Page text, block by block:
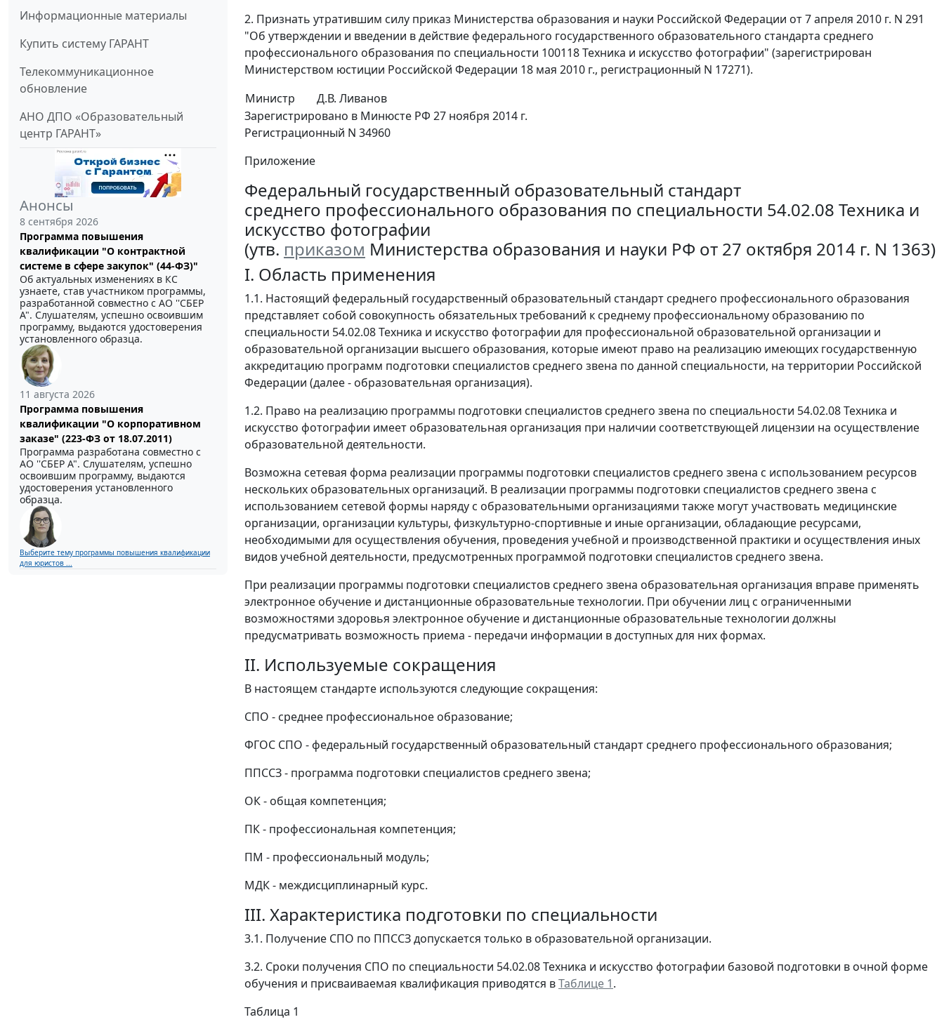
Информационные материалы
Купить систему ГАРАНТ
Телекоммуникационное
обновление
АНО ДПО «Образовательный
центр ГАРАНТ»
Анонсы
8 сентября 2026
Программа повышения
квалификации "О контрактной
системе в сфере закупок" (44-ФЗ)"
Об актуальных изменениях в КС
узнаете, став участником программы,
разработанной совместно с АО ''СБЕР
А". Слушателям, успешно освоившим
программу, выдаются удостоверения
установленного образца.
11 августа 2026
Программа повышения
квалификации "О корпоративном
заказе" (223-ФЗ от 18.07.2011)
Программа разработана совместно с
АО ''СБЕР А". Слушателям, успешно
освоившим программу, выдаются
удостоверения установленного
образца.
Выберите тему программы повышения квалификации
для юристов ...
2. Признать утратившим силу приказ Министерства образования и науки Российской Федерации от 7 апреля 2010 г. N 291
"Об утверждении и введении в действие федерального государственного образовательного стандарта среднего
профессионального образования по специальности 100118 Техника и искусство фотографии" (зарегистрирован
Министерством юстиции Российской Федерации 18 мая 2010 г., регистрационный N 17271).
Министр
Д.В. Ливанов
Зарегистрировано в Минюсте РФ 27 ноября 2014 г.
Регистрационный N 34960
Приложение
Федеральный государственный образовательный стандарт
среднего профессионального образования по специальности 54.02.08 Техника и
искусство фотографии
(утв. приказом Министерства образования и науки РФ от 27 октября 2014 г. N 1363)
I. Область применения
1.1. Настоящий федеральный государственный образовательный стандарт среднего профессионального образования
представляет собой совокупность обязательных требований к среднему профессиональному образованию по
специальности 54.02.08 Техника и искусство фотографии для профессиональной образовательной организации и
образовательной организации высшего образования, которые имеют право на реализацию имеющих государственную
аккредитацию программ подготовки специалистов среднего звена по данной специальности, на территории Российской
Федерации (далее - образовательная организация).
1.2. Право на реализацию программы подготовки специалистов среднего звена по специальности 54.02.08 Техника и
искусство фотографии имеет образовательная организация при наличии соответствующей лицензии на осуществление
образовательной деятельности.
Возможна сетевая форма реализации программы подготовки специалистов среднего звена с использованием ресурсов
нескольких образовательных организаций. В реализации программы подготовки специалистов среднего звена с
использованием сетевой формы наряду с образовательными организациями также могут участвовать медицинские
организации, организации культуры, физкультурно-спортивные и иные организации, обладающие ресурсами,
необходимыми для осуществления обучения, проведения учебной и производственной практики и осуществления иных
видов учебной деятельности, предусмотренных программой подготовки специалистов среднего звена.
При реализации программы подготовки специалистов среднего звена образовательная организация вправе применять
электронное обучение и дистанционные образовательные технологии. При обучении лиц с ограниченными
возможностями здоровья электронное обучение и дистанционные образовательные технологии должны
предусматривать возможность приема - передачи информации в доступных для них формах.
II. Используемые сокращения
В настоящем стандарте используются следующие сокращения:
СПО - среднее профессиональное образование;
ФГОС СПО - федеральный государственный образовательный стандарт среднего профессионального образования;
ППССЗ - программа подготовки специалистов среднего звена;
ОК - общая компетенция;
ПК - профессиональная компетенция;
ПМ - профессиональный модуль;
МДК - междисциплинарный курс.
III. Характеристика подготовки по специальности
3.1. Получение СПО по ППССЗ допускается только в образовательной организации.
3.2. Сроки получения СПО по специальности 54.02.08 Техника и искусство фотографии базовой подготовки в очной форме
обучения и присваиваемая квалификация приводятся вТаблице 1.
Таблица 1